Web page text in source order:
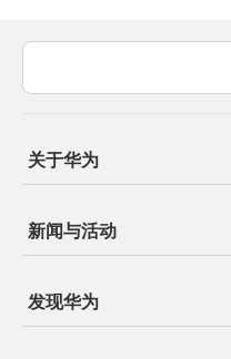
关于华为
新闻与活动
发现华为